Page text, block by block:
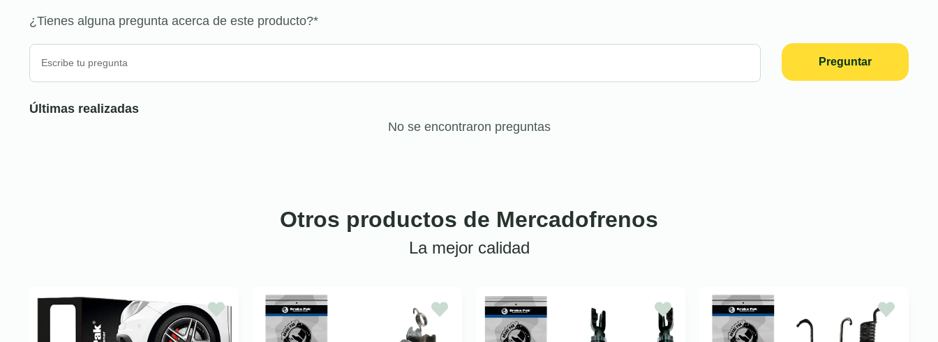
¿Tienes alguna pregunta acerca de este producto?*
Preguntar
Últimas realizadas
No se encontraron preguntas
Otros productos de Mercadofrenos
La mejor calidad